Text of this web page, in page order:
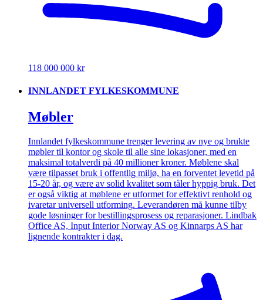
118 000 000 kr
INNLANDET FYLKESKOMMUNE
Møbler
Innlandet fylkeskommune trenger levering av nye og brukte
møbler til kontor og skole til alle sine lokasjoner, med en
maksimal totalverdi på 40 millioner kroner. Møblene skal
være tilpasset bruk i offentlig miljø, ha en forventet levetid på
15-20 år, og være av solid kvalitet som tåler hyppig bruk. Det
er også viktig at møblene er utformet for effektivt renhold og
ivaretar universell utforming. Leverandøren må kunne tilby
gode løsninger for bestillingsprosess og reparasjoner. Lindbak
Office AS, Input Interior Norway AS og Kinnarps AS har
lignende kontrakter i dag.